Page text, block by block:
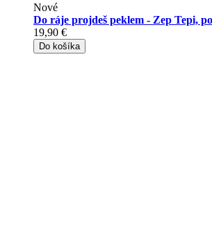
Nové
Do ráje projdeš peklem - Zep Tepi,
19,90 €
Do košíka